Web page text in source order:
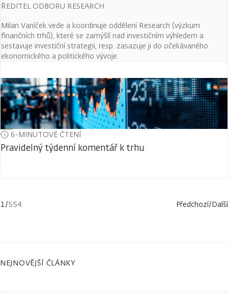
ŘEDITEL ODBORU RESEARCH
Milan Vaníček vede a koordinuje oddělení Research (výzkum
finančních trhů), které se zamýšlí nad investičním výhledem a
sestavuje investiční strategii, resp. zasazuje ji do očekávaného
ekonomického a politického vývoje.
6-MINUTOVÉ ČTENÍ
Pravidelný týdenní komentář k trhu
1/554 Předchozí/Další
NEJNOVĚJŠÍ ČLÁNKY